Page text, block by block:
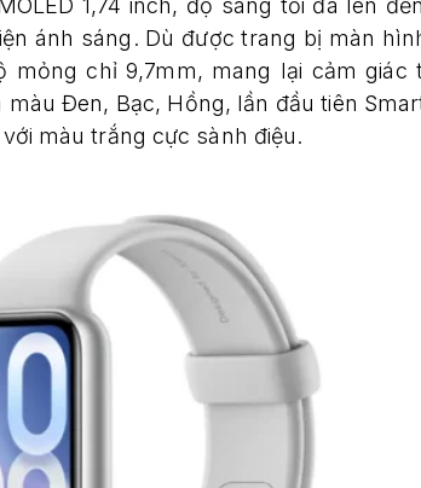
1,74 inch, độ sáng tối đa lên
ánh sáng. Dù được trang bị màn
mỏng chỉ 9,7mm, mang lại cảm giác
Đen, Bạc, Hồng, lần đầu tiên
màu trắng cực sành điệu.